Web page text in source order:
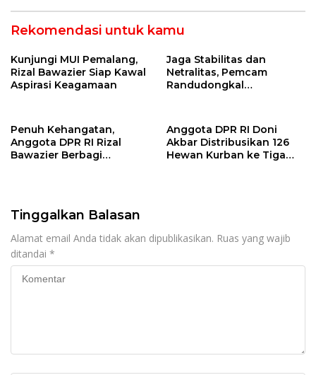
Rekomendasi untuk kamu
Kunjungi MUI Pemalang,
Rizal Bawazier Siap Kawal
Aspirasi Keagamaan
Jaga Stabilitas dan
Netralitas, Pemcam
Randudongkal
Penuh Kehangatan,
Anggota DPR RI Rizal
Bawazier Berbagi
Anggota DPR RI Doni
Akbar Distribusikan 126
Hewan Kurban ke Tiga
Tinggalkan Balasan
Alamat email Anda tidak akan dipublikasikan. Ruas yang wajib
ditandai *